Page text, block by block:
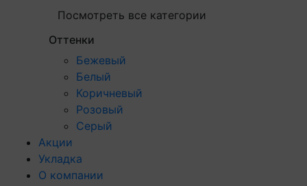
Посмотреть все категории
Оттенки
Бежевый
Белый
Коричневый
Розовый
Серый
Акции
Укладка
О компании